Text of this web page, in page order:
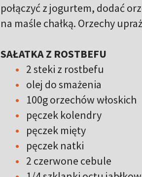
połączyć z jogurtem, dodać
na maśle chałką. Orzechy
SAŁATKA Z ROSTBEFU
2 steki z rostbefu
olej do smażenia
100g orzechów włoskich
pęczek kolendry
pęczek mięty
pęczek natki
2 czerwone cebule